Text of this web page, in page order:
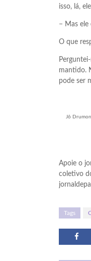
isso, lá,
− Mas ele
O que
mantido.
pode ser
Jô
Apoie o
coletivo
Tags